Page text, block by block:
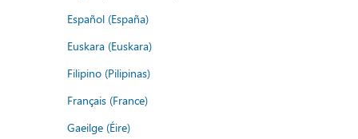
Español (España)
Euskara (Euskara)
Filipino (Pilipinas)
Français (France)
Gaeilge (Éire)